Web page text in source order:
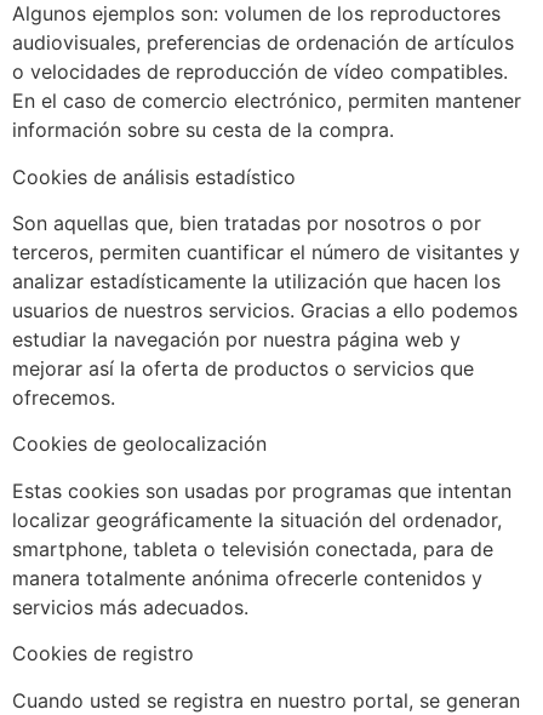
Algunos ejemplos son: volumen de los reproductores
audiovisuales, preferencias de ordenación de artículos
o velocidades de reproducción de vídeo compatibles.
En el caso de comercio electrónico, permiten mantener
información sobre su cesta de la compra.
Cookies de análisis estadístico
Son aquellas que, bien tratadas por nosotros o por
terceros, permiten cuantificar el número de visitantes y
analizar estadísticamente la utilización que hacen los
usuarios de nuestros servicios. Gracias a ello podemos
estudiar la navegación por nuestra página web y
mejorar así la oferta de productos o servicios que
ofrecemos.
Cookies de geolocalización
Estas cookies son usadas por programas que intentan
localizar geográficamente la situación del ordenador,
smartphone, tableta o televisión conectada, para de
manera totalmente anónima ofrecerle contenidos y
servicios más adecuados.
Cookies de registro
Cuando usted se registra en nuestro portal, se generan